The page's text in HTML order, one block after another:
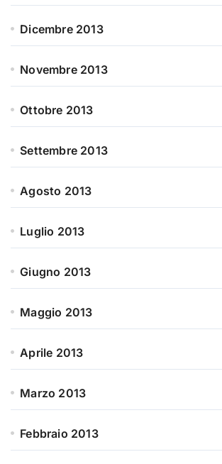
Dicembre 2013
Novembre 2013
Ottobre 2013
Settembre 2013
Agosto 2013
Luglio 2013
Giugno 2013
Maggio 2013
Aprile 2013
Marzo 2013
Febbraio 2013